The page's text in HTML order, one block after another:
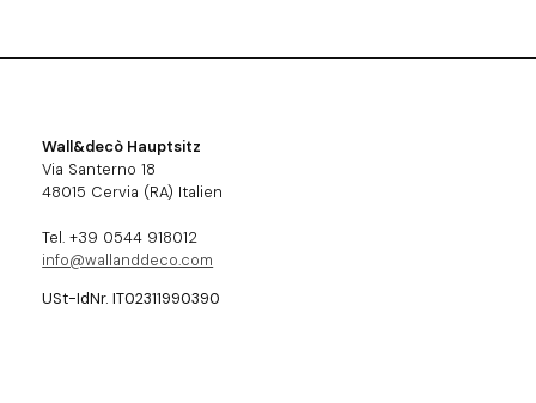
Wall&decò Hauptsitz
Via Santerno 18
48015 Cervia (RA) Italien
Tel. +39 0544 918012
info@wallanddeco.com
USt-IdNr. IT02311990390